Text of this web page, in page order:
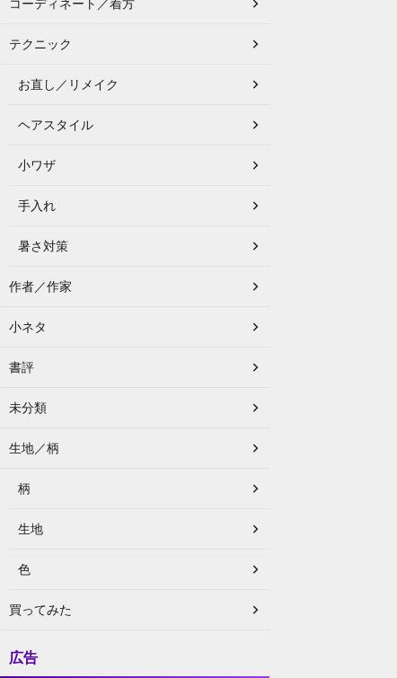
テクニック
お直し／リメイク
ヘアスタイル
小ワザ
手入れ
暑さ対策
作者／作家
小ネタ
書評
未分類
生地／柄
柄
生地
色
買ってみた
広告